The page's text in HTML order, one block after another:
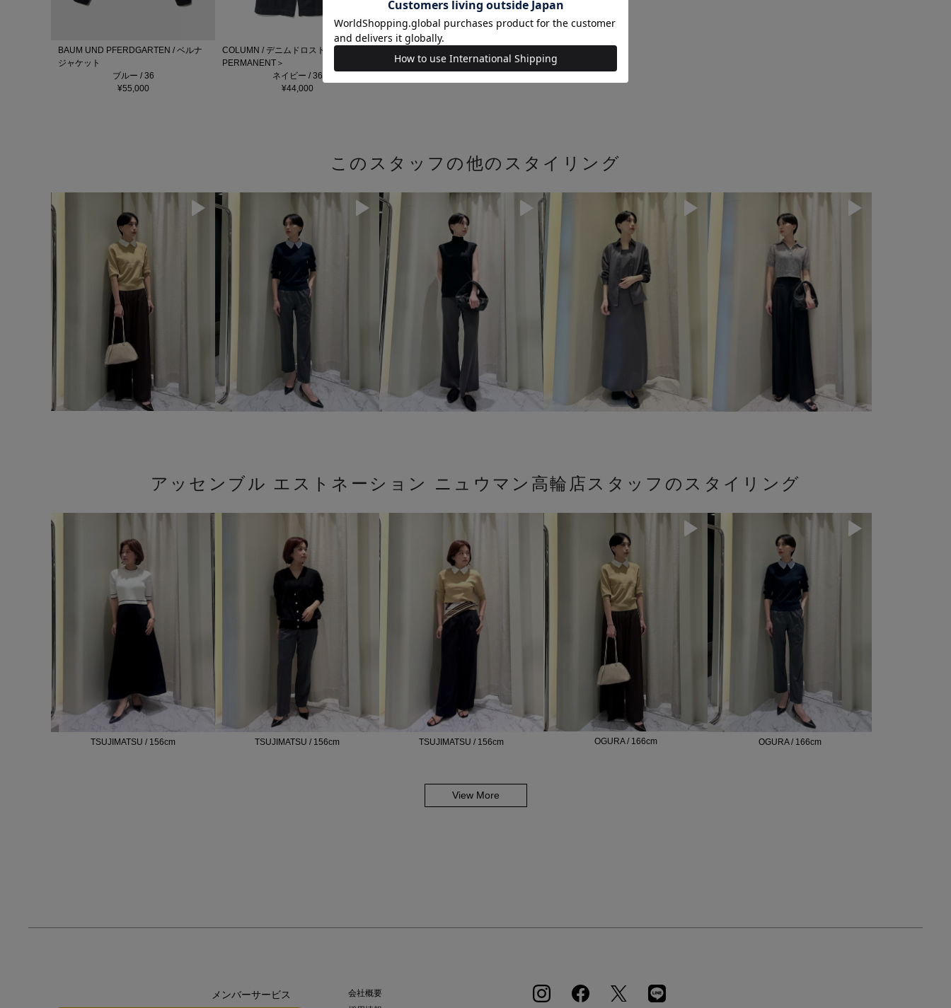
BAUM UND PFERDGARTEN / ベルナ
ジャケット
ブルー / 36
¥55,000
COLUMN / デニムドロストパンツ＜
PERMANENT＞
ネイビー / 36
¥44,000
このスタッフの他のスタイリング
アッセンブル エストネーション ニュウマン高輪店スタッフのスタイリング
TSUJIMATSU / 156cm TSUJIMATSU / 156cm TSUJIMATSU / 156cm OGURA / 166cm OGURA / 166cm
View More
メンバーサービス
会社概要